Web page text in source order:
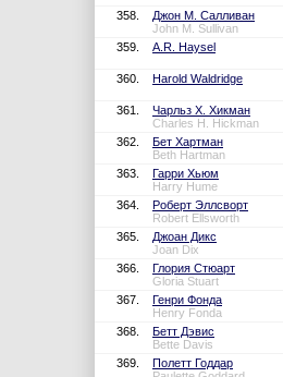
358.
Джон М. Салливан
John M. Sullivan
359.
A.R. Haysel
360. Harold Waldridge
361.
Чарльз Х. Хикман
Charles H. Hickman
362.
Бет Хартман
Beth Hartman
363.
Гарри Хьюм
Harry Hume
364.
Роберт Эллсворт
Robert Ellsworth
365.
Джоан Дикс
Joan Dix
366.
Глория Стюарт
Gloria Stuart
367.
Генри Фонда
Henry Fonda
368.
Бетт Дэвис
Bette Davis
369.
Полетт Годдар